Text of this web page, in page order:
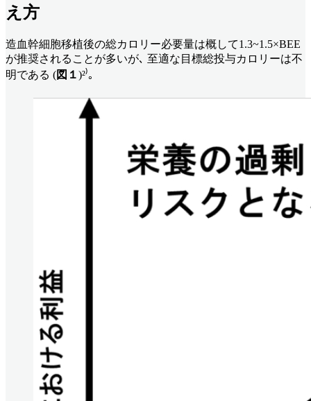
え方
造血幹細胞移植後の総カロリー必要量は概して1.3~1.5×BEE
が推奨されることが多いが､ 至適な目標総投与カロリーは不
明である (図１)²⁾｡